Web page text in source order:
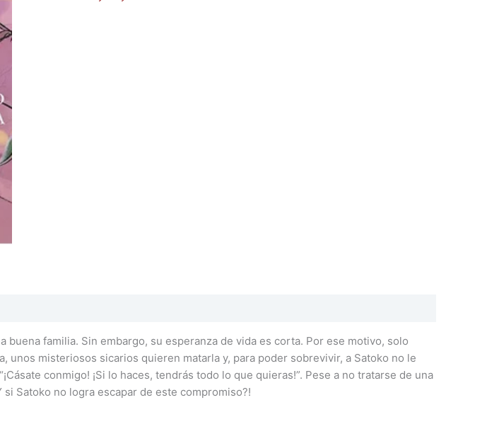
familia. Sin embargo, su esperanza de vida es corta. Por ese motivo, solo
misteriosos sicarios quieren matarla y, para poder sobrevivir, a Satoko no le
conmigo! ¡Si lo haces, tendrás todo lo que quieras!”. Pese a no tratarse de una
Satoko no logra escapar de este compromiso?!